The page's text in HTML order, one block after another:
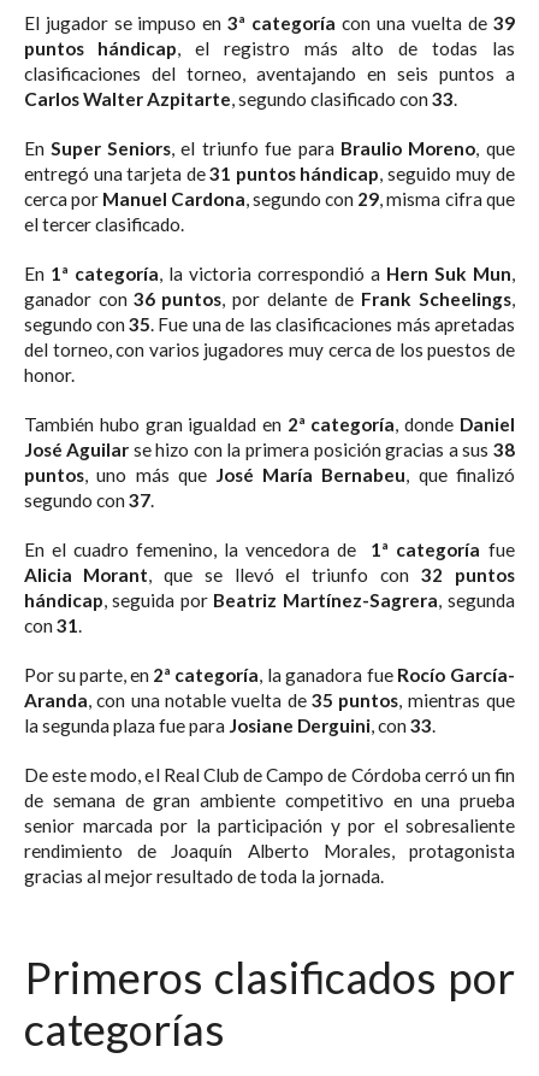
El jugador se impuso en 3ª categoría con una vuelta de 39
puntos hándicap, el registro más alto de todas las
clasificaciones del torneo, aventajando en seis puntos a
Carlos Walter Azpitarte, segundo clasificado con33.
En Super Seniors, el triunfo fue para Braulio Moreno, que
entregó una tarjeta de31 puntos hándicap, seguido muy de
cerca por Manuel Cardona, segundo con 29, misma cifra que
el tercer clasificado.
En 1ª categoría, la victoria correspondió a Hern Suk Mun,
ganador con 36 puntos, por delante de Frank Scheelings,
segundo con35. Fue una de las clasificaciones más apretadas
del torneo, con varios jugadores muy cerca de los puestos de
honor.
También hubo gran igualdad en 2ª categoría, donde Daniel
José Aguilar se hizo con la primera posición gracias a sus 38
puntos, uno más que José María Bernabeu, que finalizó
segundo con37.
En el cuadro femenino, la vencedora de 1ª categoría fue
Alicia Morant, que se llevó el triunfo con 32 puntos
hándicap, seguida por Beatriz Martínez-Sagrera, segunda
con31.
Por su parte, en 2ª categoría, la ganadora fue Rocío García-
Aranda, con una notable vuelta de 35 puntos, mientras que
la segunda plaza fue para Josiane Derguini, con33.
De este modo, el Real Club de Campo de Córdoba cerró un fin
de semana de gran ambiente competitivo en una prueba
senior marcada por la participación y por el sobresaliente
rendimiento de Joaquín Alberto Morales, protagonista
gracias al mejor resultado de toda la jornada.
Primeros clasificados por
categorías